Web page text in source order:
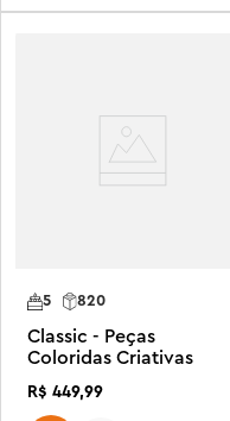
5 820
Classic - Peças
Coloridas Criativas
R$ 449,99